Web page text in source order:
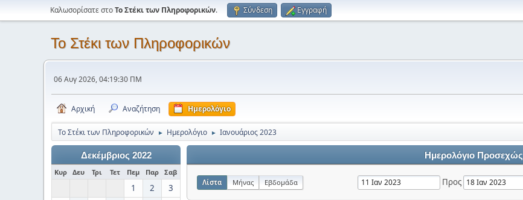
Καλωσορίσατε στοΤο Στέκι των Πληροφορικών. Σύνδεση Εγγραφή
Το Στέκι των Πληροφορικών
06 Αυγ 2026, 04:19:30 ΠΜ
Αρχική Αναζήτηση Ημερολόγιο
Το Στέκι των Πληροφορικών ► Ημερολόγιο ► Ιανουάριος 2023
Δεκέμβριος 2022
Κυρ Δευ Τρι Τετ Πεμ Παρ Σαβ
1 2
3
Ημερολόγιο Προσεχώς
Λίστα Μήνας Εβδομάδα Προς